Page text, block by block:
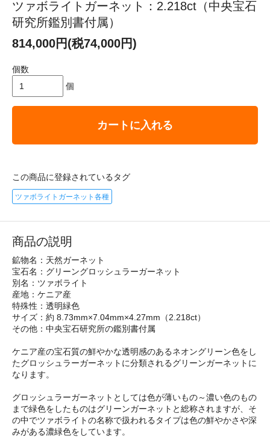
ツァボライトガーネット：2.218ct（中央宝石
研究所鑑別書付属）
814,000円(税74,000円)
個数
個
カートに入れる
この商品に登録されているタグ
ツァボライトガーネット各種
商品の説明
鉱物名：天然ガーネット
宝石名：グリーングロッシュラーガーネット
別名：ツァボライト
産地：ケニア産
特殊性：透明緑色
サイズ：約 8.73mm×7.04mm×4.27mm（2.218ct）
その他：中央宝石研究所の鑑別書付属
ケニア産の宝石質の鮮やかな透明感のあるネオングリーン色をし
たグロッシュラーガーネットに分類されるグリーンガーネットに
なります。
グロッシュラーガーネットとしては色が薄いもの～濃い色のもの
まで緑色をしたものはグリーンガーネットと総称されますが、そ
の中でツァボライトの名称で扱われるタイプは色の鮮やかさや深
みがある濃緑色をしています。